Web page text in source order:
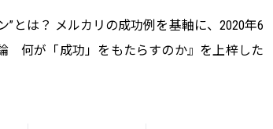
”とは？ メルカリの成功例を基軸に、2020年6
何が「成功」をもたらすのか』を上梓した